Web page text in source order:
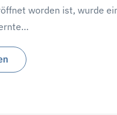
worden ist, wurde